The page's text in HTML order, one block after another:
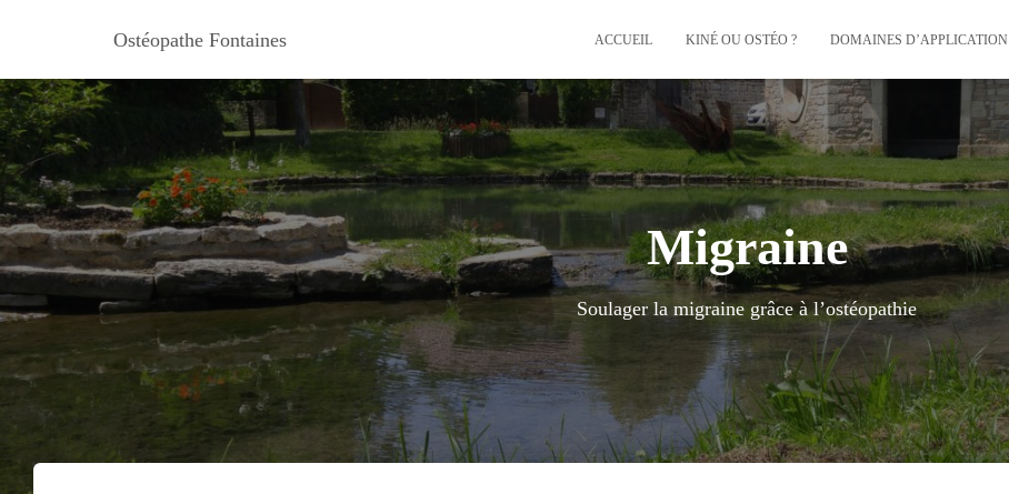
Ostéopathe Fontaines ACCUEIL KINÉ OU OSTÉO ? DOMAINES D’APPLICATION
Migraine
Soulager la migraine grâce à l’ostéopathie